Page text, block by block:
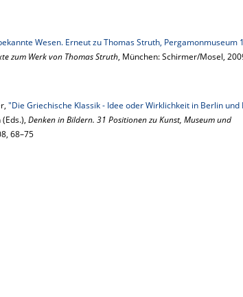
Wesen. Erneut zu Thomas Struth, Pergamonmuseum
zum Werk von Thomas Struth, München: Schirmer/Mosel,
"Die Griechische Klassik - Idee oder Wirklichkeit in Berlin und
Denken in Bildern. 31 Positionen zu Kunst, Museum und
68–75